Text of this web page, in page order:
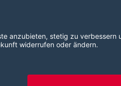
Cookie